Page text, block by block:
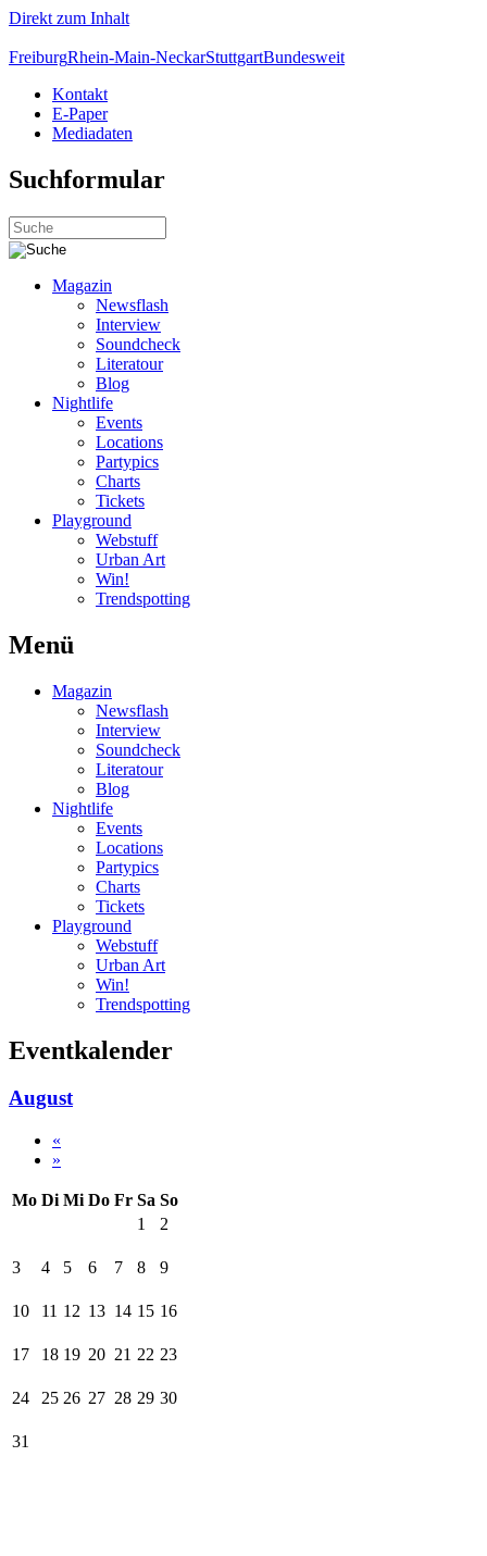
Direkt zum Inhalt
FreiburgRhein-Main-NeckarStuttgartBundesweit
Kontakt
E-Paper
Mediadaten
Suchformular
Magazin
Newsflash
Interview
Soundcheck
Literatour
Blog
Nightlife
Events
Locations
Partypics
Charts
Tickets
Playground
Webstuff
Urban Art
Win!
Trendspotting
Menü
Magazin
Newsflash
Interview
Soundcheck
Literatour
Blog
Nightlife
Events
Locations
Partypics
Charts
Tickets
Playground
Webstuff
Urban Art
Win!
Trendspotting
Eventkalender
August
«
»
Mo Di Mi Do Fr Sa So
1
2
3 4 5 6 7 8 9
10 11 12 13 14 15 16
17 18 19 20 21 22 23
24 25 26 27 28 29 30
31